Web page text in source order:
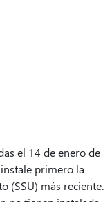
el 14 de enero de
primero la
(SSU) más reciente.